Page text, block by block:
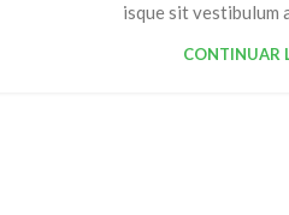
isque sit vestibulum
CONTINUAR